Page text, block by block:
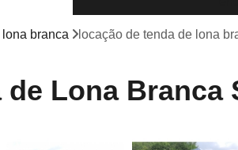
branca locação de tenda de lona
de Lona Branca